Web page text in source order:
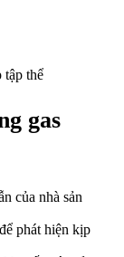
tập thể
gas
của nhà sản
phát hiện kịp